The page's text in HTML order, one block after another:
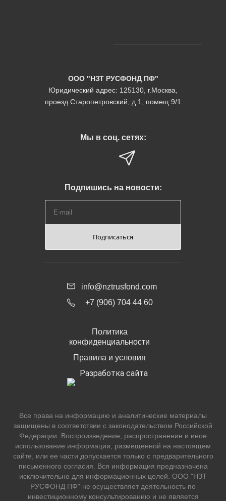
ООО "НЗТ РУСФОНД ПФ"
Юридический адрес: 125130, г.Москва,
проезд Старопетровский, д 1, помещ 9/1
Мы в соц. сетях:
Подпишись на новости:
Подписаться
info@nztrusfond.com
+7 (906) 704 44 60
Политика
конфиденциальности
Правила и условия
Разработка сайта
Все права на информацию и аналитические материалы
защищены в соответствии с законодательством Российской
Федерации. Воспроизведение, распространение и иное
использование информации, размещенной на настоящем
сайте, или ее части допускается только с предварительного
письменного согласия. Вся информация предназначена
исключительно для информационных целей. ООО "НЗТ
РУСФОНД ПФ" не осуществляет деятельность по
инвестиционному консультированию и не является